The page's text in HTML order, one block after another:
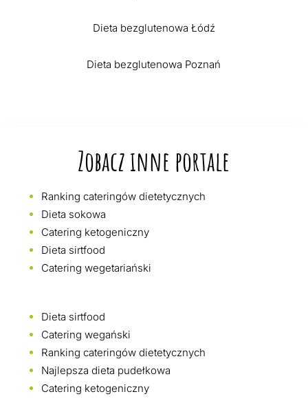
Dieta bezglutenowa Łódź
Dieta bezglutenowa Poznań
Zobacz inne portale
Ranking cateringów dietetycznych
Dieta sokowa
Catering ketogeniczny
Dieta sirtfood
Catering wegetariański
Dieta sirtfood
Catering wegański
Ranking cateringów dietetycznych
Najlepsza dieta pudełkowa
Catering ketogeniczny